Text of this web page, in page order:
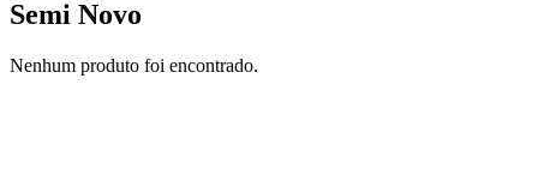
Semi Novo
Nenhum produto foi encontrado.